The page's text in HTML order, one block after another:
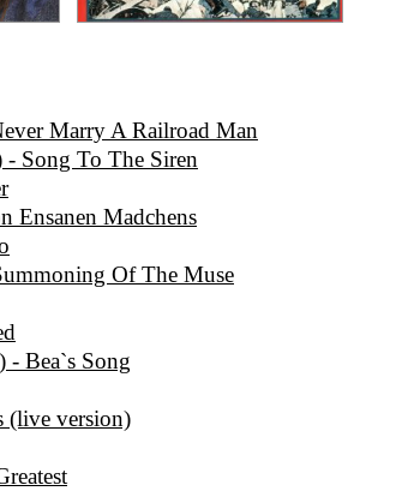
Marry A Railroad Man
Song To The Siren
Ensanen Madchens
Of The Muse
Bea`s Song
(live version)